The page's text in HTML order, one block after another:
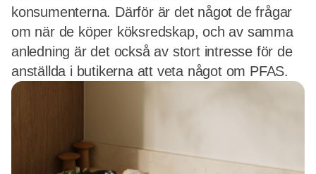
konsumenterna. Därför är det något de frågar
om när de köper köksredskap, och av samma
anledning är det också av stort intresse för de
anställda i butikerna att veta något om PFAS.